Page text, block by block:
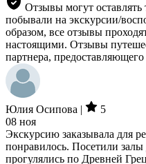
Отзывы могут
побывали на экскурсии/
образом, все отзывы
настоящими. Отзывы
партнера,
Юлия Осипова |
5
08 ноя
Экскурсию заказывала для
понравилось. Посетили
прогулялись по Древней